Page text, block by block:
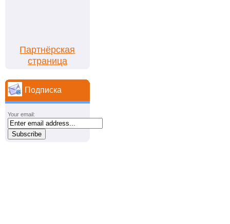
Партнёрская
страница
Подписка
Your email: